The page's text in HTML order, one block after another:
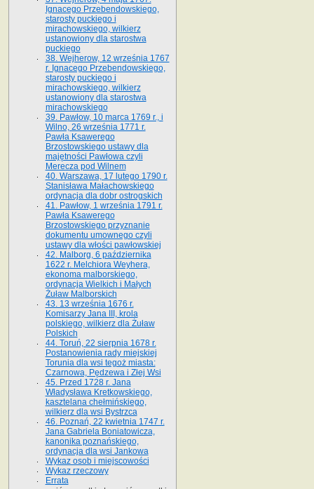
Ignacego Przebendowskiego,
starosty puckiego i
mirachowskiego, wilkierz
ustanowiony dla starostwa
puckiego
38. Wejherow, 12 września 1767
r. Ignacego Przebendowskiego,
starosty puckiego i
mirachowskiego, wilkierz
ustanowiony dla starostwa
mirachowskiego
39. Pawłow, 10 marca 1769 r., i
Wilno, 26 września 1771 r.
Pawła Ksawerego
Brzostowskiego ustawy dla
majętności Pawłowa czyli
Merecza pod Wilnem
40. Warszawa, 17 lutego 1790 r.
Stanisława Małachowskiego
ordynacja dla dobr ostrogskich
41. Pawłow, 1 września 1791 r.
Pawła Ksawerego
Brzostowskiego przyznanie
dokumentu umownego czyli
ustawy dla włości pawłowskiej
42. Malborg, 6 października
1622 r. Melchiora Weyhera,
ekonoma malborskiego,
ordynacja Wielkich i Małych
Żuław Malborskich
43. 13 września 1676 r.
Komisarzy Jana III, krola
polskiego, wilkierz dla Żuław
Polskich
44. Toruń, 22 sierpnia 1678 r.
Postanowienia rady miejskiej
Torunia dla wsi tegoż miasta:
Czarnowa, Pędzewa i Złej Wsi
45. Przed 1728 r. Jana
Władysława Kretkowskiego,
kasztelana chełmińskiego,
wilkierz dla wsi Bystrzca
46. Poznań, 22 kwietnia 1747 r.
Jana Gabriela Boniatowicza,
kanonika poznańskiego,
ordynacja dla wsi Jankowa
Wykaz osob i miejscowości
Wykaz rzeczowy
Errata